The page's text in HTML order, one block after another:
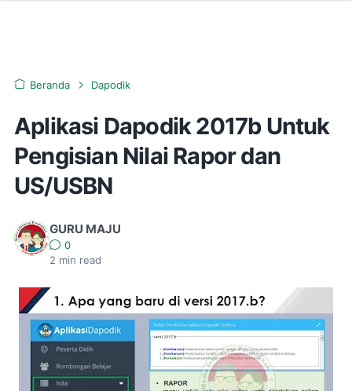
Beranda Dapodik
Aplikasi Dapodik 2017b Untuk
Pengisian Nilai Rapor dan
US/USBN
GURU MAJU
0
2 min read